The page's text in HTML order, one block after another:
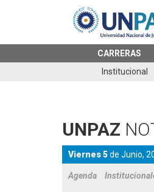
principal
CARRERAS
Institucional
UNPAZ
Viernes 5de Junio,
Agenda